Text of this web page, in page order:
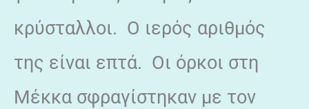
κρύσταλλοι. Ο ιερός αριθμός
της είναι επτά. Οι όρκοι στη
Μέκκα σφραγίστηκαν με τον